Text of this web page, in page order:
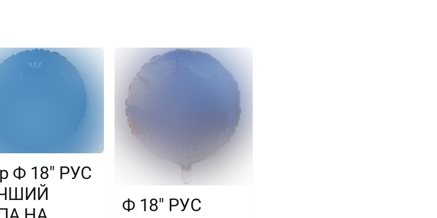
шт.
Ф 18″ РУС
Ф 18″ РУС